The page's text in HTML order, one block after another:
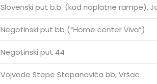
Slovenski put b.b. (kod naplatne rampe),
Negotinski put bb (“Home center Viva”)
Negotinski put 44
Vojvode Stepe Stepanovića bb, Vršac